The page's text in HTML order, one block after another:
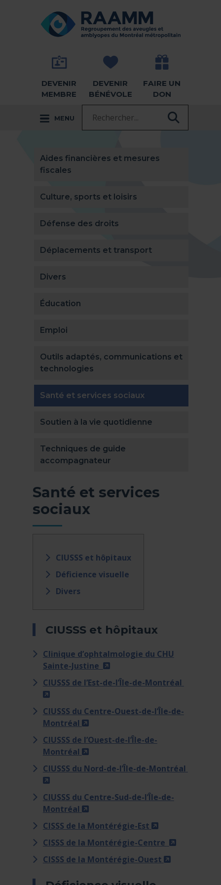
RETOUR À LA PAGE D'ACCUEIL -
DEVENIR
MEMBRE
DEVENIR
BÉNÉVOLE
FAIRE UN
DON
MENU
Aides financières et mesures
fiscales
Culture, sports et loisirs
Défense des droits
Déplacements et transport
Divers
Éducation
Emploi
Outils adaptés, communications et
technologies
Santé et services sociaux
Soutien à la vie quotidienne
Techniques de guide
accompagnateur
Santé et services
sociaux
CIUSSS et hôpitaux
Déficience visuelle
Divers
CIUSSS et hôpitaux
Clinique d’ophtalmologie du CHU
Sainte-Justine
- Cet hyperlien s'ouvrira
CIUSSS de l’Est-de-l’Île-de-Montréal
- Cet hyperlien s'ouvrira dans une
CIUSSS du Centre-Ouest-de-l’Île-de-
Montréal
- Cet hyperlien s'ouvrira dans
CIUSSS de l’Ouest-de-l’Île-de-
Montréal
- Cet hyperlien s'ouvrira dans
CIUSSS du Nord-de-l’Île-de-Montréal
- Cet hyperlien s'ouvrira dans une
CIUSSS du Centre-Sud-de-l’Île-de-
Montréal
- Cet hyperlien s'ouvrira dans
CISSS de la Montérégie-Est
- Cet hyperlien
CISSS de la Montérégie-Centre
- Cet
CISSS de la Montérégie-Ouest
- Cet